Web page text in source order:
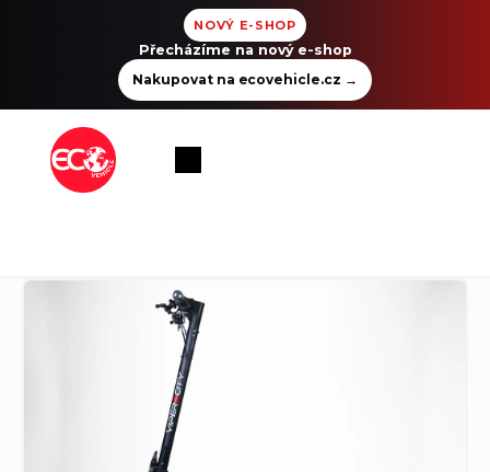
NOVÝ E-SHOP
Přecházíme na nový e-shop
Nakupovat na ecovehicle.cz →
Nákupní